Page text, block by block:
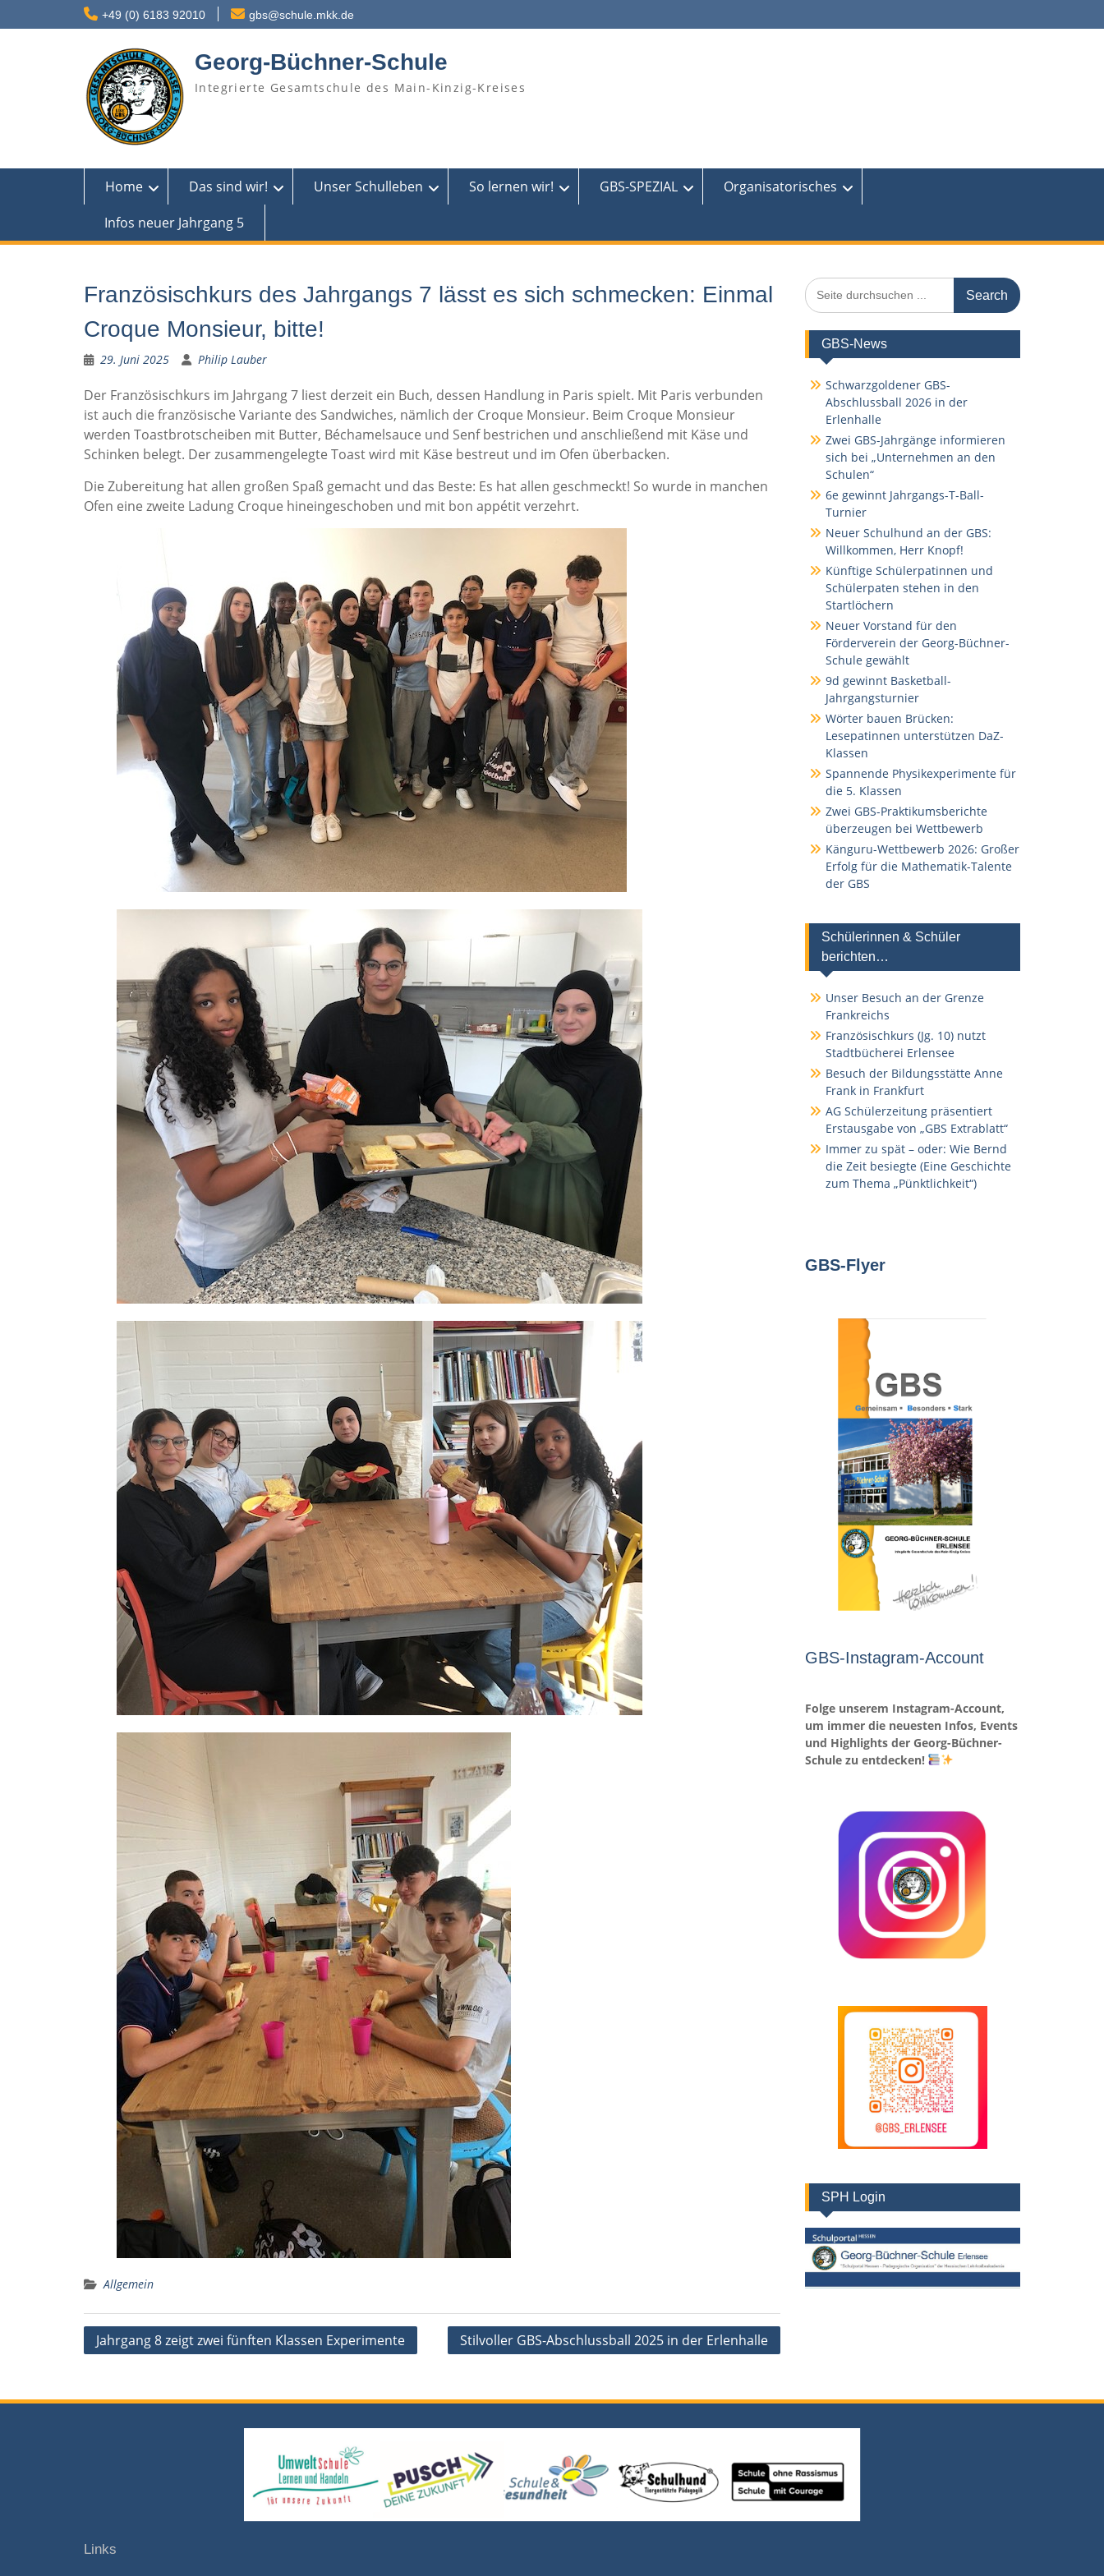
to
+49 (0) 6183 92010 gbs@schule.mkk.de
Georg-Büchner-Schule
Integrierte Gesamtschule des Main-Kinzig-Kreises
Home Das sind wir! Unser Schulleben So lernen wir! GBS-SPEZIAL
Organisatorisches
Infos neuer Jahrgang 5
Französischkurs des Jahrgangs 7 lässt es sich schmecken: Einmal
Croque Monsieur, bitte!
29. Juni 2025 Philip Lauber
Der Französischkurs im Jahrgang 7 liest derzeit ein Buch, dessen Handlung in Paris spielt. Mit Paris verbunden
ist auch die französische Variante des Sandwiches, nämlich der Croque Monsieur. Beim Croque Monsieur
werden Toastbrotscheiben mit Butter, Béchamelsauce und Senf bestrichen und anschließend mit Käse und
Schinken belegt. Der zusammengelegte Toast wird mit Käse bestreut und im Ofen überbacken.
Die Zubereitung hat allen großen Spaß gemacht und das Beste: Es hat allen geschmeckt! So wurde in manchen
Ofen eine zweite Ladung Croque hineingeschoben und mit bon appétit verzehrt.
Allgemein
Beitragsnavigation
Jahrgang 8 zeigt zwei fünften Klassen Experimente Stilvoller GBS-Abschlussball 2025 in der Erlenhalle
Search
for:
GBS-News
Schwarzgoldener GBS-
Abschlussball 2026 in der
Erlenhalle
Zwei GBS-Jahrgänge informieren
sich bei „Unternehmen an den
Schulen“
6e gewinnt Jahrgangs-T-Ball-
Turnier
Neuer Schulhund an der GBS:
Willkommen, Herr Knopf!
Künftige Schülerpatinnen und
Schülerpaten stehen in den
Startlöchern
Neuer Vorstand für den
Förderverein der Georg-Büchner-
Schule gewählt
9d gewinnt Basketball-
Jahrgangsturnier
Wörter bauen Brücken:
Lesepatinnen unterstützen DaZ-
Klassen
Spannende Physikexperimente für
die 5. Klassen
Zwei GBS-Praktikumsberichte
überzeugen bei Wettbewerb
Känguru-Wettbewerb 2026: Großer
Erfolg für die Mathematik-Talente
der GBS
Schülerinnen & Schüler
berichten…
Unser Besuch an der Grenze
Frankreichs
Französischkurs (Jg. 10) nutzt
Stadtbücherei Erlensee
Besuch der Bildungsstätte Anne
Frank in Frankfurt
AG Schülerzeitung präsentiert
Erstausgabe von „GBS Extrablatt“
Immer zu spät – oder: Wie Bernd
die Zeit besiegte (Eine Geschichte
zum Thema „Pünktlichkeit“)
GBS-Flyer
GBS-Instagram-Account
Folge unserem Instagram-Account,
um immer die neuesten Infos, Events
und Highlights der Georg-Büchner-
Schule zu entdecken!
SPH Login
Links